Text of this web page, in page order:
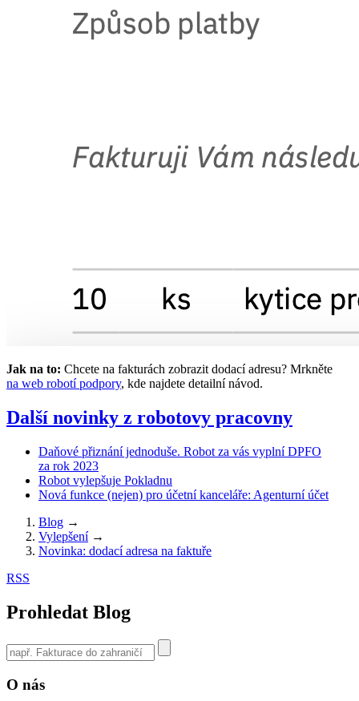
Jak na to: Chcete na fakturách zobrazit dodací adresu? Mrkněte
na web robotí podpory, kde najdete detailní návod.
Další novinky z robotovy pracovny
Daňové přiznání jednoduše. Robot za vás vyplní DPFO
za rok 2023
Robot vylepšuje Pokladnu
Nová funkce (nejen) pro účetní kanceláře: Agenturní účet
Blog →
Vylepšení →
Novinka: dodací adresa na faktuře
RSS
Prohledat Blog
Use
the
O nás